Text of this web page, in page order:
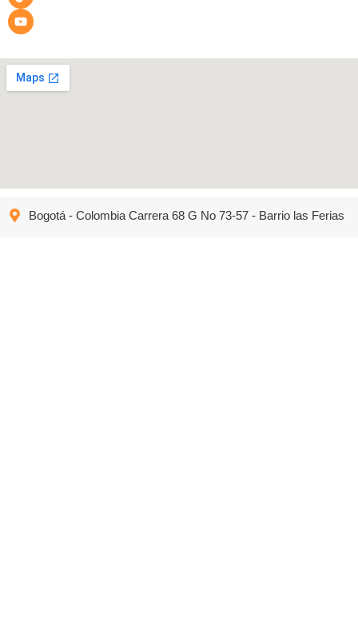
Bogotá - Colombia Carrera 68 G No 73-57 - Barrio las Ferias